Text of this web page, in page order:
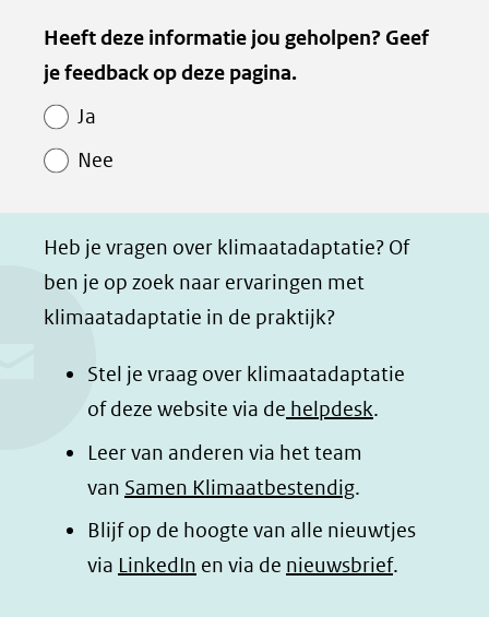
l
e
a
b
o
o
(opent
in
nieuw
venster)
l
e
i
d
I
(opent
in
nieuw
venster)
l
e
h
t
a
p
(opent
in
nieuw
venster)
z
e
n
d
l
e
o
p
B
l
Kopie
van
Paginawaardering
Heeft deze informatie jou geholpen? Geef
je feedback op deze pagina.
Ja
Nee
Heb je vragen over klimaatadaptatie? Of
ben je op zoek naar ervaringen met
klimaatadaptatie in de praktijk?
Stel je vraag over klimaatadaptatie
of deze website via de helpdesk.
Leer van anderen via het team
van Samen Klimaatbestendig.
Blijf op de hoogte van alle nieuwtjes
via LinkedIn (opent
en via de nieuwsbrief.